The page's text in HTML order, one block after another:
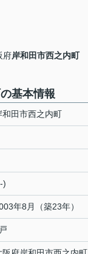
府岸和田市西之内町
基本情報
和田市西之内町
)
年8月（築23年）